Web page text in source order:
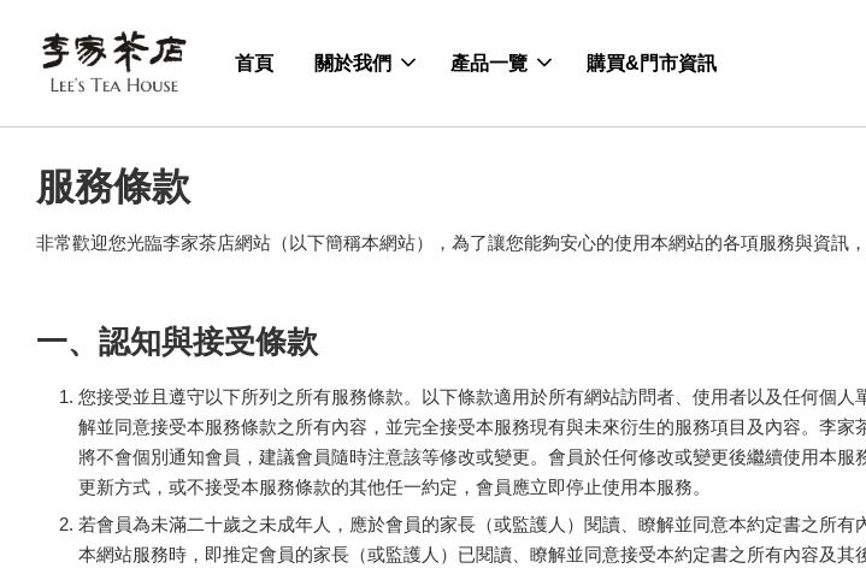
首頁 關於我們 產品一覽 購買&門市資訊
服務條款
非常歡迎您光臨李家茶店網站（以下簡稱本網站），為了讓您能夠安心的使用本網站的各項服務與資訊
一、認知與接受條款
您接受並且遵守以下所列之所有服務條款。以下條款適用於所有網站訪問者、使用者以及任何個
解並同意接受本服務條款之所有內容，並完全接受本服務現有與未來衍生的服務項目及內容。李
將不會個別通知會員，建議會員隨時注意該等修改或變更。會員於任何修改或變更後繼續使用本
更新方式，或不接受本服務條款的其他任一約定，會員應立即停止使用本服務。
若會員為未滿二十歲之未成年人，應於會員的家長（或監護人）閱讀、瞭解並同意本約定書之所
本網站服務時，即推定會員的家長（或監護人）已閱讀、瞭解並同意接受本約定書之所有內容及其